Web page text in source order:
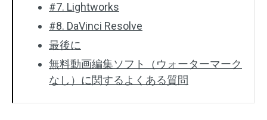
#7. Lightworks
#8. DaVinci Resolve
最後に
無料動画編集ソフト（ウォーターマーク
なし）に関するよくある質問